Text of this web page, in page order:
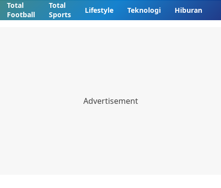
Total
Football
Total
Sports
Lifestyle Teknologi Hiburan